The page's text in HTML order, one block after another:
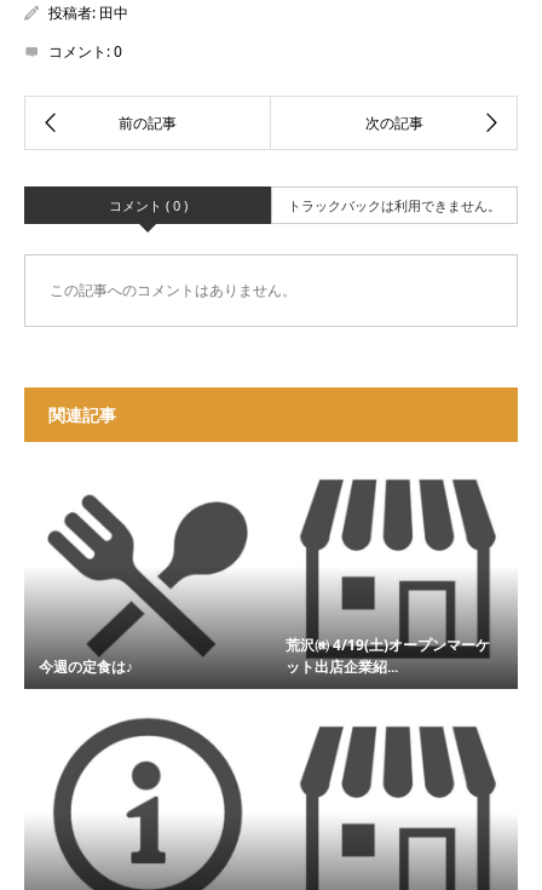
投稿者: 田中
コメント:0
コメント ( 0 ) トラックバックは利用できません。
この記事へのコメントはありません。
関連記事
今週の定食は♪
荒沢㈱ 4/19(土)オープンマーケ
ット出店企業紹...